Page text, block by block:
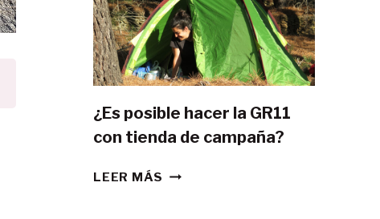
¿Es posible hacer la GR11
con tienda de campaña?
LEER MÁS ¿ES